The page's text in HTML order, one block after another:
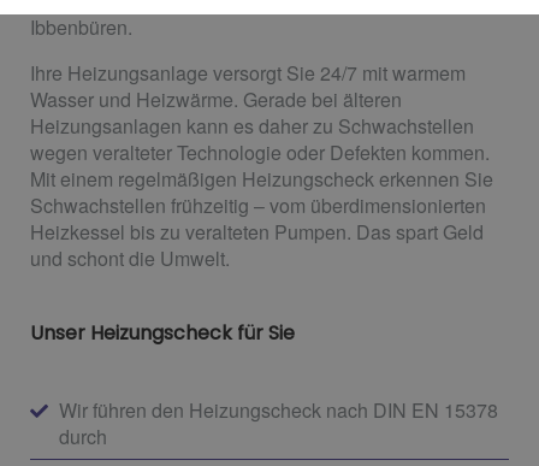
Ibbenbüren.
Ihre Heizungsanlage versorgt Sie 24/7 mit warmem
Wasser und Heizwärme. Gerade bei älteren
Heizungsanlagen kann es daher zu Schwachstellen
wegen veralteter Technologie oder Defekten kommen.
Mit einem regelmäßigen Heizungscheck erkennen Sie
Schwachstellen frühzeitig – vom überdimensionierten
Heizkessel bis zu veralteten Pumpen. Das spart Geld
und schont die Umwelt.
Unser Heizungscheck für Sie
Wir führen den Heizungscheck nach DIN EN 15378
durch